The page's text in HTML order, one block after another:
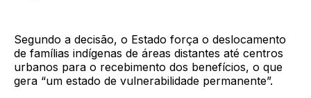
Segundo a decisão, o Estado força o deslocamento
de famílias indígenas de áreas distantes até centros
urbanos para o recebimento dos benefícios, o que
gera “um estado de vulnerabilidade permanente”.